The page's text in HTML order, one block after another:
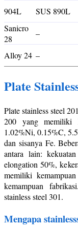
904L
SUS 890L
Sanicro
28
–
Alloy 24 –
Plate
Plate stainless steel
200 yang memiliki
1.02%Ni, 0.15%C,
dan sisanya Fe.
antara lain:
elongation 50%,
memiliki
kemampuan
stainless steel 301.
Mengapa